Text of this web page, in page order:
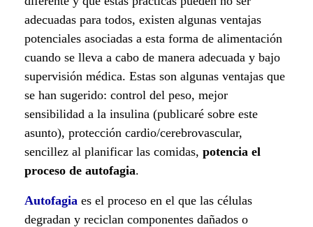
l
p
r
e
s
e
n
t
adecuadas para todos, existen algunas ventajas
potenciales asociadas a esta forma de alimentación
cuando se lleva a cabo de manera adecuada y bajo
supervisión médica. Estas son algunas ventajas que
se han sugerido: control del peso, mejor
sensibilidad a la insulina (publicaré sobre este
asunto), protección cardio/cerebrovascular,
sencillez al planificar las comidas, potencia el
proceso de autofagia.
Autofagia es el proceso en el que las células
degradan y reciclan componentes dañados o